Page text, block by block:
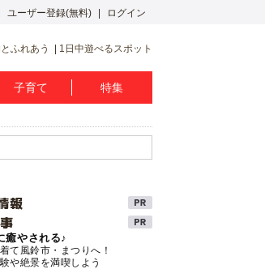
ユーザー登録(無料) ログイン
ふれあう 1日中遊べるスポット
子育て 特集
報
癒やされる♪
て風鈴市・まつりへ！
や絶景を満喫しよう